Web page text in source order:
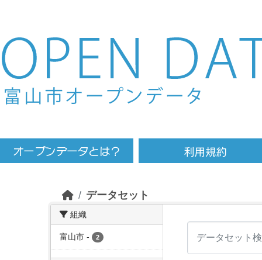
Skip to main content
データセット
組織
富山市 - 2